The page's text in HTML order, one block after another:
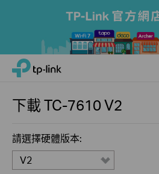
Click
navigation
TP-Link, Reliably Smart
下載TC-7610V2
請選擇硬體版本:
V2